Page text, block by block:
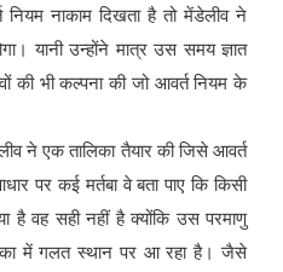
नियम नाकाम दिखता है तो मेंडेलीव ने
यानी उन्होंने मात्र उस समय ज्ञात
की भी कल्पना की जो आवर्त नियम के
ने एक तालिका तैयार की जिसे आवर्त
पर कई मर्तबा वे बता पाए कि किसी
है वह सही नहीं है क्योंकि उस परमाणु
में गलत स्थान पर आ रहा है। जैसे